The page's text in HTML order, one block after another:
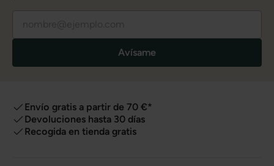
Avísame
Envío gratis a partir de 70 €*
Devoluciones hasta 30 días
Recogida en tienda gratis